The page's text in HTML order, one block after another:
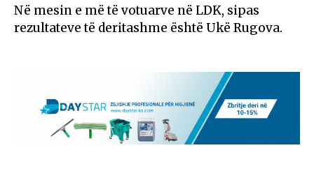
Në mesin e më të votuarve në LDK, sipas
rezultateve të deritashme është Ukë Rugova.